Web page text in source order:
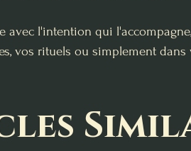
avec l'intention qui
vos rituels ou simplement